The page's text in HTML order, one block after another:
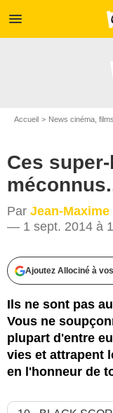
menu
Accueil News cinéma,
Ces
Par Jean-
— 1 sept. 2014 à
Ajoutez Allociné à
Ils ne sont pas
Vous ne
plupart d'entre
vies et attrapent
en l'honneur de